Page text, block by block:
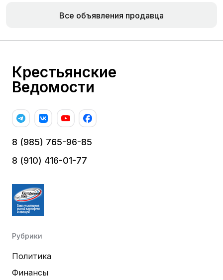
Все объявления продавца
Крестьянские
Ведомости
8 (985) 765-96-85
8 (910) 416-01-77
Рубрики
Политика
Финансы